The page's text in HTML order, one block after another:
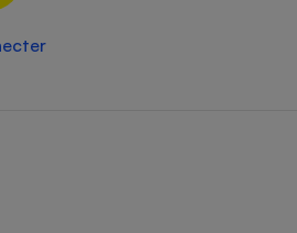
Appareil photo